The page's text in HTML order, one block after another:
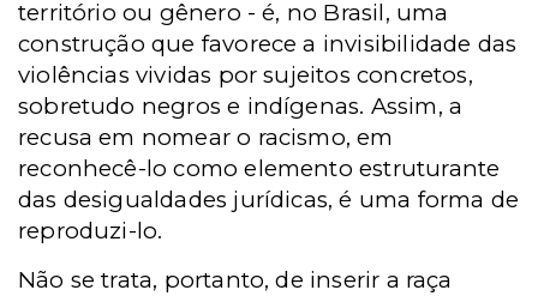
território ou gênero - é, no Brasil, uma
construção que favorece a invisibilidade das
violências vividas por sujeitos concretos,
sobretudo negros e indígenas. Assim, a
recusa em nomear o racismo, em
reconhecê-lo como elemento estruturante
das desigualdades jurídicas, é uma forma de
reproduzi-lo.
Não se trata, portanto, de inserir a raça